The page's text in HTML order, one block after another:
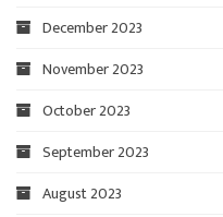
December 2023
November 2023
October 2023
September 2023
August 2023